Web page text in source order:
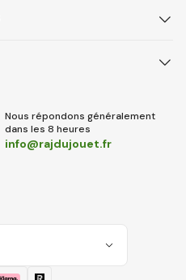
Nous répondons généralement
dans les 8 heures
info@rajdujouet.fr